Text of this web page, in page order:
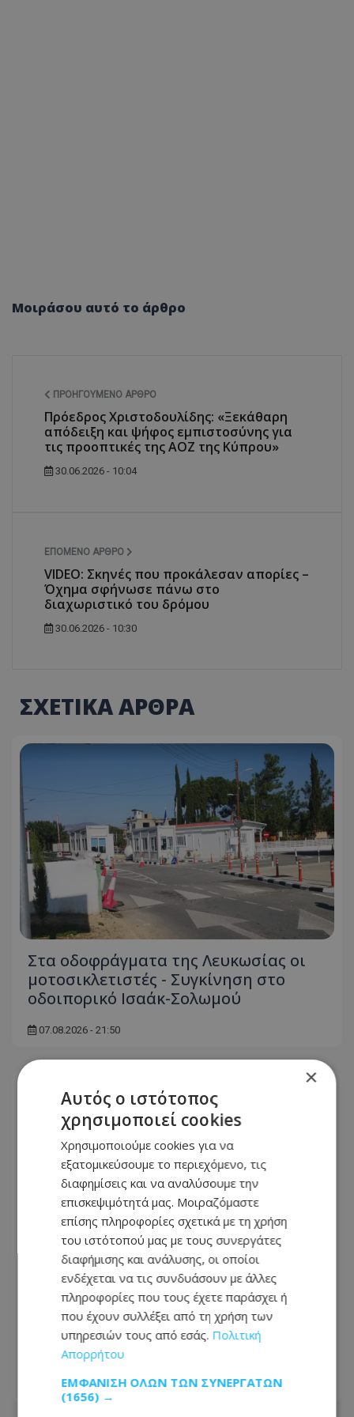
Μοιράσου αυτό το άρθρο
ΠΡΟΗΓΟΎΜΕΝΟ ΆΡΘΡΟ
Πρόεδρος Χριστοδουλίδης: «Ξεκάθαρη
απόδειξη και ψήφος εμπιστοσύνης για
τις προοπτικές της ΑΟΖ της Κύπρου»
30.06.2026 - 10:04
ΕΠΌΜΕΝΟ ΆΡΘΡΟ
VIDEO: Σκηνές που προκάλεσαν απορίες –
Όχημα σφήνωσε πάνω στο
διαχωριστικό του δρόμου
30.06.2026 - 10:30
ΣΧΕΤΙΚΑ ΑΡΘΡΑ
Στα οδοφράγματα της Λευκωσίας οι
μοτοσικλετιστές - Συγκίνηση στο
οδοιπορικό Ισαάκ-Σολωμού
07.08.2026 - 21:50
Έφυγε από τη ζωή ο 58χρονος
Μιχάλης - Πότε θα γίνει η κηδεία και η
παράκληση της οικογένειάς - Δείτε
φωτογραφία του
07.08.2026 - 18:50
×
Αυτός ο ιστότοπος
χρησιμοποιεί cookies
Χρησιμοποιούμε cookies για να
εξατομικεύσουμε το περιεχόμενο, τις
διαφημίσεις και να αναλύσουμε την
επισκεψιμότητά μας. Μοιραζόμαστε
επίσης πληροφορίες σχετικά με τη χρήση
του ιστότοπού μας με τους συνεργάτες
διαφήμισης και ανάλυσης, οι οποίοι
ενδέχεται να τις συνδυάσουν με άλλες
πληροφορίες που τους έχετε παράσχει ή
που έχουν συλλέξει από τη χρήση των
υπηρεσιών τους από εσάς. Πολιτική
Απορρήτου
ΕΜΦΆΝΙΣΗ ΌΛΩΝ ΤΩΝ ΣΥΝΕΡΓΑΤΏΝ
(1656) →